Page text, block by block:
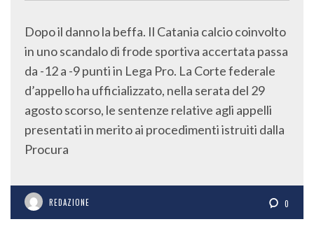
Dopo il danno la beffa. Il Catania calcio coinvolto
in uno scandalo di frode sportiva accertata passa
da -12 a -9 punti in Lega Pro. La Corte federale
d’appello ha ufficializzato, nella serata del 29
agosto scorso, le sentenze relative agli appelli
presentati in merito ai procedimenti istruiti dalla
Procura
REDAZIONE 0